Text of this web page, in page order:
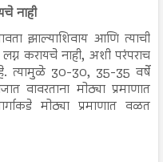
नाही
झाल्याशिवाय आणि त्याची
करायचे नाही, अशी परंपराच
त्यामुळे 30-30, 35-35 वर्षे
वावरताना मोठ्या प्रमाणात
मोठ्या प्रमाणात वळत